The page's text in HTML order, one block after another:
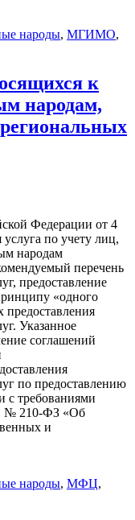
народы, МГИМО,
к
народам,
региональных
Федерации от 4
услуга по учету лиц,
народам
перечень
предоставление
«одного
Указанное
соглашений
по предоставлению
с требованиями
№ 210-ФЗ «Об
и
народы, МФЦ,